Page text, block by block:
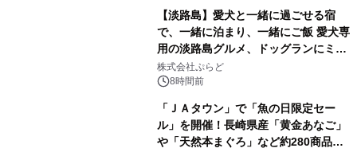
【淡路島】愛犬と一緒に過ごせる宿
で、一緒に泊まり、一緒にご飯 愛犬専
用の淡路島グルメ、ドッグランにミニ
プール グランピングとトレーラーハウ
スの2施設で
株式会社ぷらど
8時間前
「ＪＡタウン」で「魚の日限定セー
ル」を開催！長崎県産「黄金あなご」
や「天然本まぐろ」など約280商品を